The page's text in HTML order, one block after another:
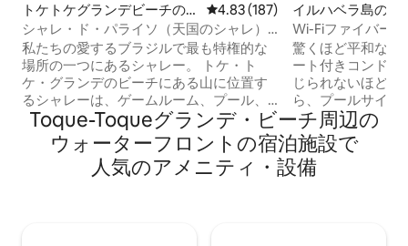
トケトケグランデビーチのロ
フト
レビュー187件、5つ星中4.83つ
4.83 (187)
シャレ・ド・パライソ（天国のシャレ） -
トーケ・トーケ・グランデ
私たちの愛するブラジルで最も特権的な
場所の一つにあるシャレー。 トケ・ト
ケ・グランデのビーチにある山に位置す
るシャレーは、ゲームルーム、プール、
駐車場を備えた素晴らしいコンドミニア
ムにあります。 美しい場所を知りたい人
に最適なロケーションです。 楽園のよう
なビーチ、カレタス（Calhetas）から
イルハベラ島の一
Wi-Fiファイバー-
驚くほど平和なオ
ート付きコンドミ
じられないほど
ら、プールサイド
う。家のすべての
色をお楽しみくだ
っくりおくつろぎ
した最先端のキッ
Toque-Toqueグランデ・ビーチ周辺の
ウ⁠ォ⁠ー⁠タ⁠ーフ⁠ロ⁠ン⁠トの宿⁠泊⁠施⁠設で
人⁠気⁠のア⁠メ⁠ニ⁠テ⁠ィ⁠・設⁠備